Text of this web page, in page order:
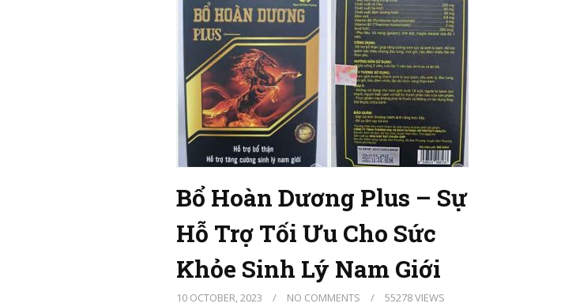
Bổ Hoàn Dương Plus – Sự
Hỗ Trợ Tối Ưu Cho Sức
Khỏe Sinh Lý Nam Giới
10 OCTOBER, 2023 / NO COMMENTS /
55278 VIEWS